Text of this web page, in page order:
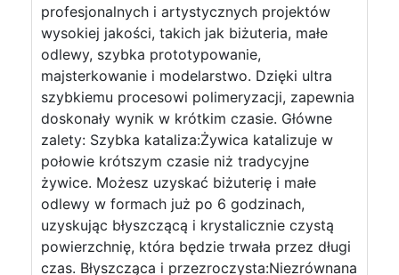
profesjonalnych i artystycznych projektów
wysokiej jakości, takich jak biżuteria, małe
odlewy, szybka prototypowanie,
majsterkowanie i modelarstwo. Dzięki ultra
szybkiemu procesowi polimeryzacji, zapewnia
doskonały wynik w krótkim czasie. Główne
zalety: Szybka kataliza:Żywica katalizuje w
połowie krótszym czasie niż tradycyjne
żywice. Możesz uzyskać biżuterię i małe
odlewy w formach już po 6 godzinach,
uzyskując błyszczącą i krystalicznie czystą
powierzchnię, która będzie trwała przez długi
czas. Błyszcząca i przezroczysta:Niezrównana